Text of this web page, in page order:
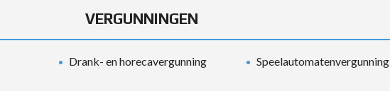
VERGUNNINGEN
Drank- en horecavergunning Speelautomatenvergunning